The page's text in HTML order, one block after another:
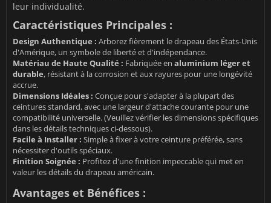
leur individualité.
Caractéristiques Principales :
Design Authentique : Arborez fièrement le drapeau des États-Unis
d'Amérique, un symbole de liberté et d'indépendance.
Matériau de Haute Qualité : Fabriquée en aluminium léger et
durable, résistant à la corrosion et aux rayures pour une longévité
accrue.
Dimensions Idéales : Conçue pour s'adapter à la plupart des
ceintures standard, avec une largeur d'attache courante pour une
compatibilité universelle. (Veuillez vérifier les dimensions spécifiques
dans les détails techniques ci-dessous).
Facile à Installer : Simple à fixer à votre ceinture préférée, sans
nécessiter d'outils spéciaux.
Finition Soignée : Profitez d'une finition impeccable qui met en
valeur les détails du drapeau américain.
Avantages et Bénéfices :